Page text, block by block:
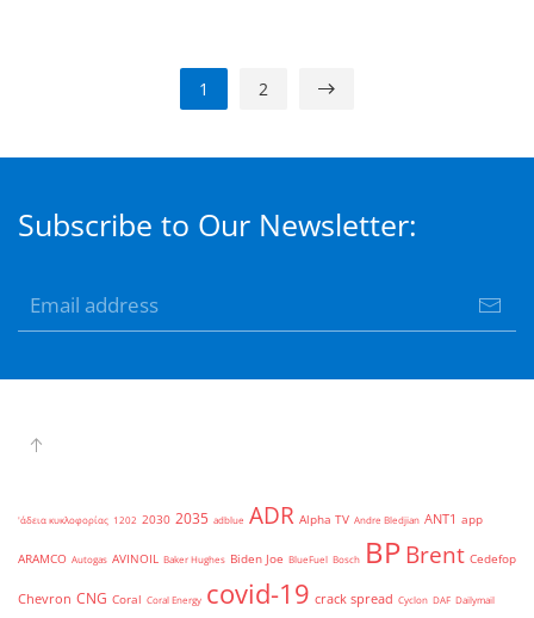
1 2
Subscribe to Our Newsletter:
'άδεια κυκλοφορίας 1202 2030 2035 adblue ADR Alpha TV Andre Bledjian ANT1 app
ARAMCO Autogas AVINOIL Baker Hughes Biden Joe BlueFuel Bosch BPBrent Cedefop
Chevron CNG Coral Coral Energy covid-19 crack spread Cyclon DAF Dailymail